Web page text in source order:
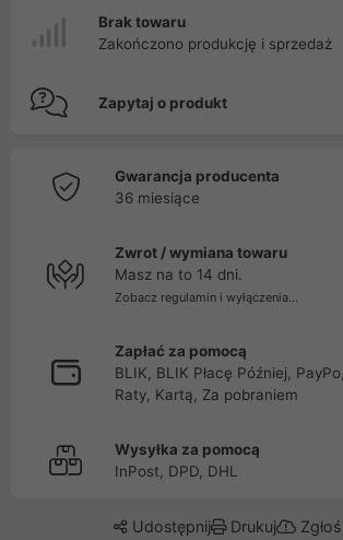
Brak towaru
Zakończono produkcję i sprzedaż
Zapytaj o produkt
Gwarancja producenta
36 miesiące
Zwrot / wymiana towaru
Masz na to 14 dni.
Zobacz regulamin i wyłączenia...
Zapłać za pomocą
BLIK, BLIK Płacę Później,
Raty, Kartą, Za pobraniem
Wysyłka za pomocą
InPost, DPD, DHL
Udostępnij Drukuj Zgłoś